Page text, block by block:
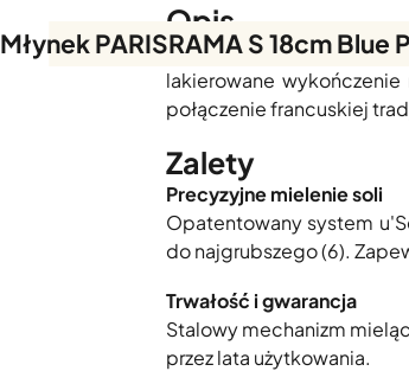
Młynek PARISRAMA S 18cm Blue
Opis
Młynek Peugeot do soli
lakierowane
połączenie francuskiej
Zalety
Precyzyjne mielenie soli
Opatentowany system
do najgrubszego (6).
Trwałość i gwarancja
Stalowy mechanizm
przez lata użytkowania.